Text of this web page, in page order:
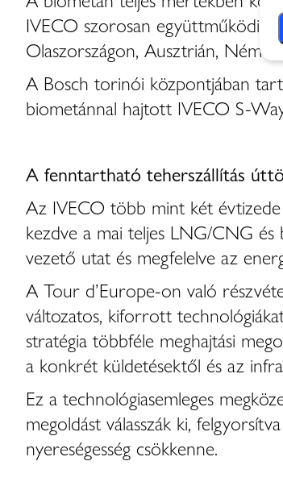
IVECO szorosan együttműködik
Olaszországon, Ausztrián,
A Bosch torinói központjában
biometánnal hajtott IVECO S-
A fenntartható teherszállítás
Az IVECO több mint két
kezdve a mai teljes LNG/CNG
vezető utat és megfelelve az
A Tour d’Europe-on való
változatos, kiforrott
stratégia többféle meghajtási
a konkrét küldetésektől és az
Ez a technológiasemleges
megoldást válasszák ki,
nyereségesség csökkenne.